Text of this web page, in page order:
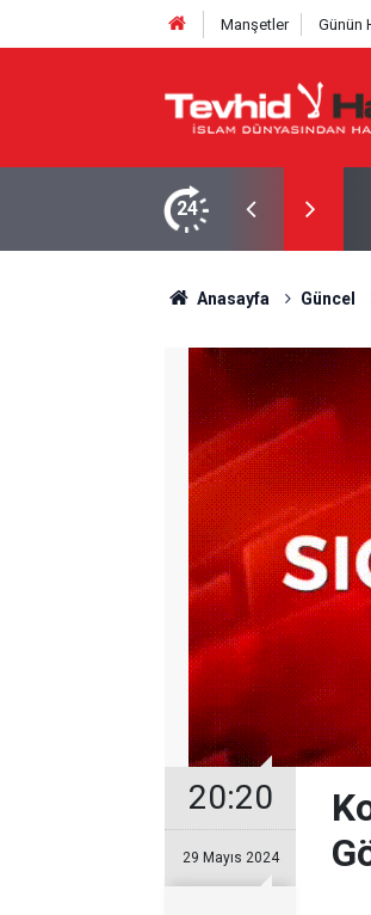
Manşetler Günün
24
Anasayfa Güncel
20:20
29 Mayıs 2024